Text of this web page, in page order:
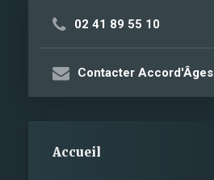
02 41 89 55 10
Contacter Accord'Âges
Accueil